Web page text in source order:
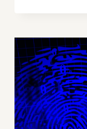
7:
DIE